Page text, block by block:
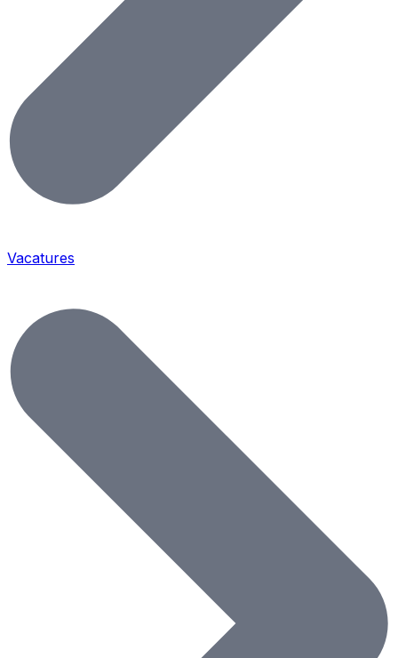
Vacatures